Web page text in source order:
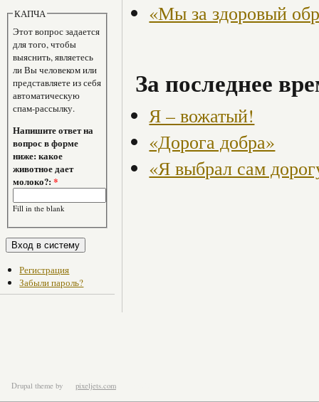
КАПЧА
Этот вопрос задается
для того, чтобы
выяснить, являетесь
ли Вы человеком или
представляете из себя
автоматическую
спам-рассылку.
Напишите ответ на
вопрос в форме
ниже: какое
животное дает
молоко?:*
Fill in the blank
Регистрация
Забыли пароль?
«Мы за здоровый
За последнее
Я – вожатый!
«Дорога добра»
«Я выбрал сам
Drupal theme by pixeljets.com